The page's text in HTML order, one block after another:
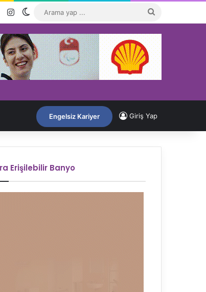
YouTubeInstagramDış görünümü değiştir
...
Engelsiz Kariyer Giriş Yap
Erişilebilir Banyo